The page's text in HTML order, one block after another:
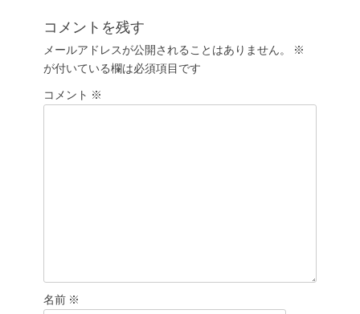
ー
シ
ョ
ン
投
コメントを残す
メールアドレスが公開されることはありません。
※
が付いている欄は必須項目です
コメント ※
名前 ※